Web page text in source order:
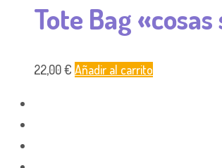
Tote Bag
22,00€ Añadir al carrito